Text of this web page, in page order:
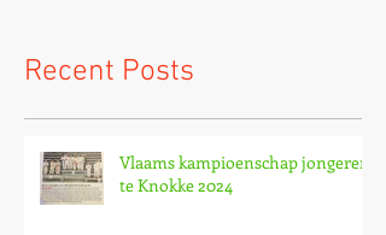
Recent Posts
Vlaams kampioenschap jongeren
te Knokke 2024